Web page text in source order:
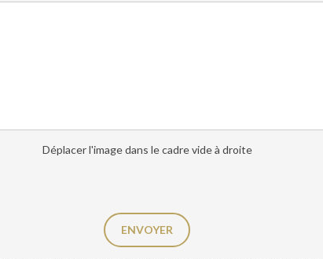
Déplacer l'image dans le cadre vide à droite
ENVOYER